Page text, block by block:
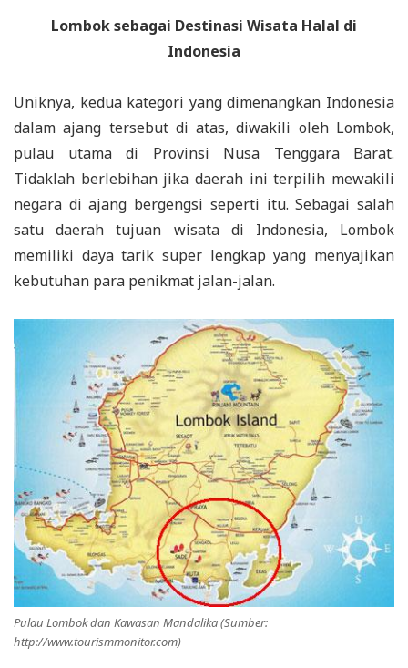
Lombok sebagai Destinasi Wisata Halal di
Indonesia
Uniknya, kedua kategori yang dimenangkan Indonesia
dalam ajang tersebut di atas, diwakili oleh Lombok,
pulau utama di Provinsi Nusa Tenggara Barat.
Tidaklah berlebihan jika daerah ini terpilih mewakili
negara di ajang bergengsi seperti itu. Sebagai salah
satu daerah tujuan wisata di Indonesia, Lombok
memiliki daya tarik super lengkap yang menyajikan
kebutuhan para penikmat jalan-jalan.
Pulau Lombok dan Kawasan Mandalika (Sumber:
http://www.tourismmonitor.com)